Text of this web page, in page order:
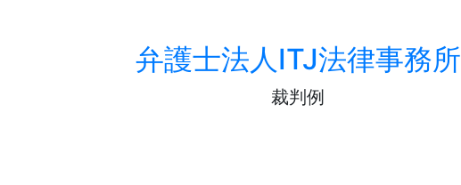
弁護士法人ITJ法律事務所
裁判例